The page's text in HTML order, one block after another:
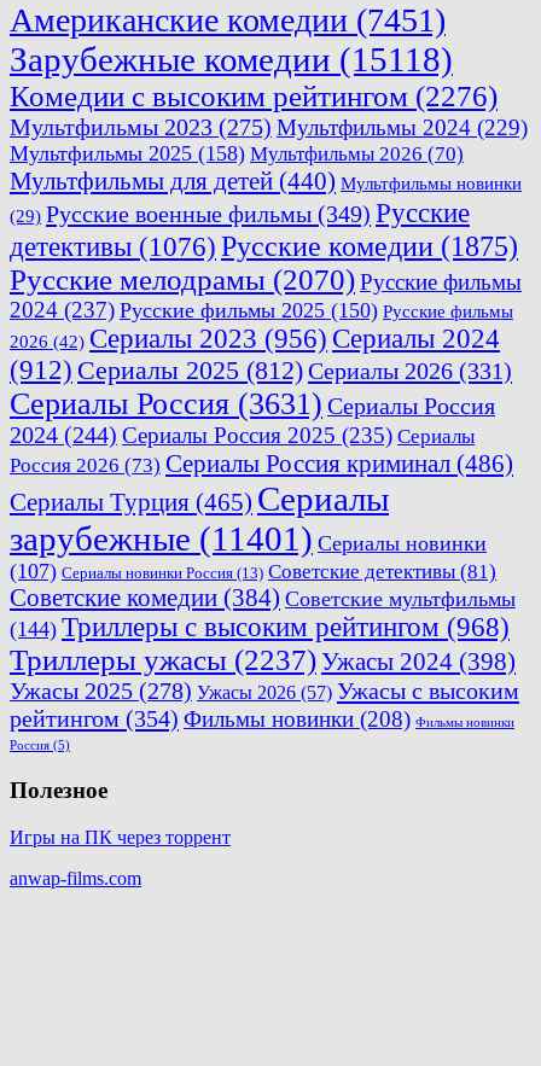
Американские комедии (7451)
Зарубежные комедии (15118)
Комедии с высоким рейтингом (2276)
Мультфильмы 2023 (275) Мультфильмы 2024 (229)
Мультфильмы 2025 (158) Мультфильмы 2026 (70)
Мультфильмы для детей (440) Мультфильмы новинки
(29) Русские военные фильмы (349) Русские
детективы (1076)Русские комедии (1875)
Русские мелодрамы (2070)Русские фильмы
2024 (237) Русские фильмы 2025 (150) Русские фильмы
2026 (42) Сериалы 2023 (956) Сериалы 2024
(912) Сериалы 2025 (812)Сериалы 2026 (331)
Сериалы Россия (3631) Сериалы Россия
2024 (244) Сериалы Россия 2025 (235) Сериалы
Россия 2026 (73) Сериалы Россия криминал (486)
Сериалы Турция (465) Сериалы
зарубежные (11401) Сериалы новинки
(107) Сериалы новинки Россия (13) Советские детективы (81)
Советские комедии (384) Советские мультфильмы
(144) Триллеры с высоким рейтингом (968)
Триллеры ужасы (2237)Ужасы 2024 (398)
Ужасы 2025 (278) Ужасы 2026 (57) Ужасы с высоким
рейтингом (354) Фильмы новинки (208) Фильмы новинки
Россия (5)
Полезное
Игры на ПК через торрент
anwap-films.com